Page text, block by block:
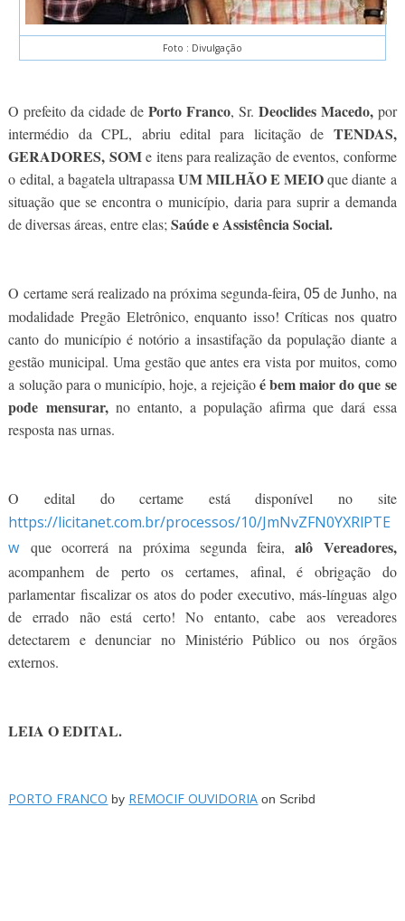
Foto : Divulgação
O prefeito da cidade de Porto Franco, Sr. Deoclides Macedo,por
intermédio da CPL, abriu edital para licitação de TENDAS,
GERADORES, SOMe itens para realização de eventos, conforme
o edital, a bagatela ultrapassa UM MILHÃO E MEIOque diante a
situação que se encontra o município, daria para suprir a demanda
de diversas áreas, entre elas;Saúde e Assistência Social.
O certame será realizado na próxima segunda-feira, 05 de Junho, na
modalidade Pregão Eletrônico, enquanto isso! Críticas nos quatro
canto do município é notório a insastifação da população diante a
gestão municipal. Uma gestão que antes era vista por muitos, como
a solução para o município, hoje, a rejeiçãoé bem maior do que se
pode mensurar,no entanto, a população afirma que dará essa
resposta nas urnas.
O edital do certame está disponível no site
https://licitanet.com.br/processos/10/JmNvZFN0YXRlPTE
w que ocorrerá na próxima segunda feira,alô Vereadores,
acompanhem de perto os certames, afinal, é obrigação do
parlamentar fiscalizar os atos do poder executivo, más-línguas algo
de errado não está certo! No entanto, cabe aos vereadores
detectarem e denunciar no Ministério Público ou nos órgãos
externos.
LEIA O EDITAL.
PORTO FRANCO by REMOCIF OUVIDORIA on Scribd